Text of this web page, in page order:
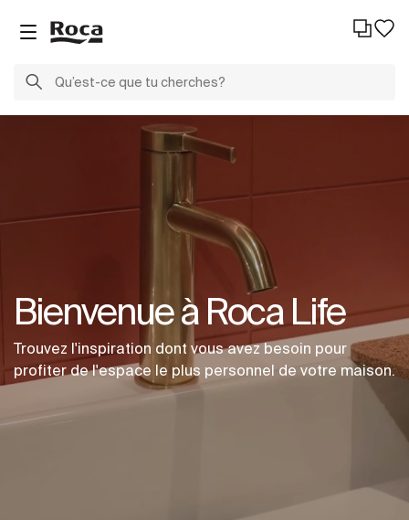
Bienvenue à Roca Life
Trouvez l'inspiration dont vous avez besoin pour
profiter de l'espace le plus personnel de votre maison.